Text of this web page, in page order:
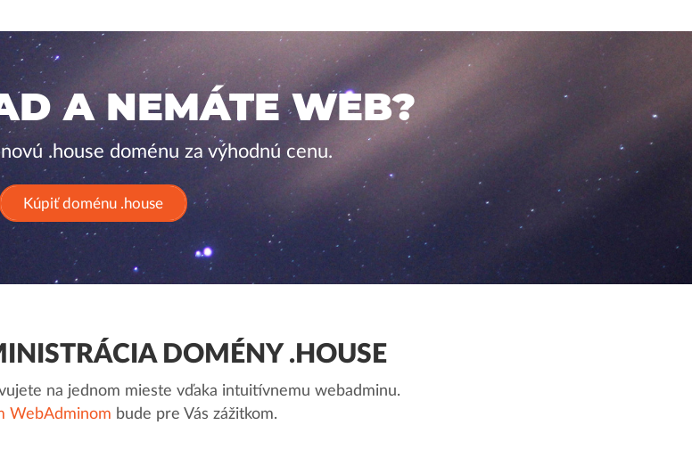
A NEMÁTE WEB?
.house doménu za výhodnú cenu.
Kúpiť doménu .house
DOMÉNY .HOUSE
na jednom mieste vďaka intuitívnemu webadminu.
WebAdminom bude pre Vás zážitkom.